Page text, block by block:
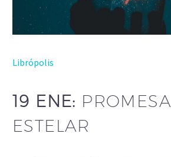
Librópolis
19 ENE: PROMESA
ESTELAR